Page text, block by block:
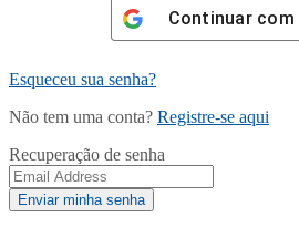
Continuar com
Esqueceu sua senha?
Não tem uma conta? Registre-se aqui
Recuperação de senha